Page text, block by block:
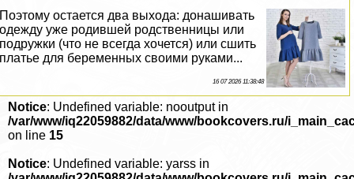
Поэтому остается два выхода: донашивать
одежду уже родившей родственницы или
подружки (что не всегда хочется) или сшить
платье для беременных своими руками...
16 07 2026 11:38:48
Notice: Undefined variable: nooutput in
/var/www/iq22059882/data/www/bookcovers.ru/
on line 15
Notice: Undefined variable: yarss in